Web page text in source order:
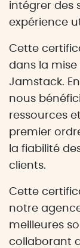
intégrer des
expérience
Cette
dans la
Jamstack.
nous
ressources
premier
la fiabilité
clients.
Cette
notre
meilleures
collaborant